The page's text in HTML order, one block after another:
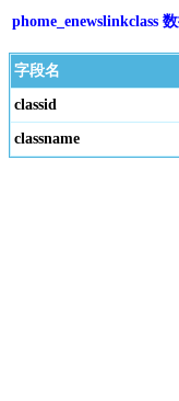
phome_enewslinkclass
字段名
classid
classname